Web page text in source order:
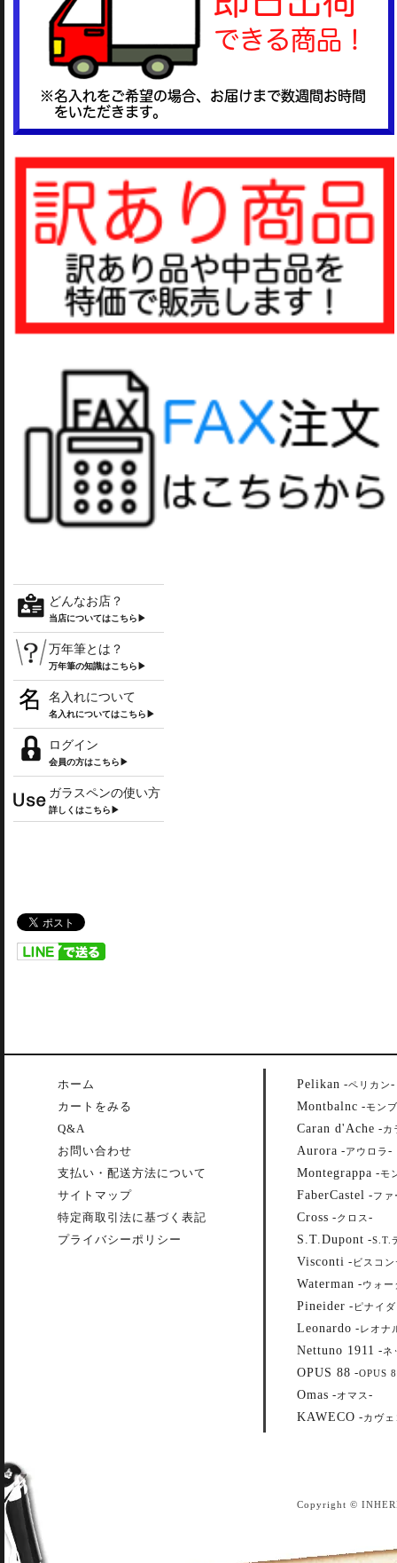
どんなお店？
当店についてはこちら▶
万年筆とは？
万年筆の知識はこちら▶
名入れについて
名入れについてはこちら▶
ログイン
会員の方はこちら▶
ガラスペンの使い方
詳しくはこちら▶
ホーム
カートをみる
Q&A
お問い合わせ
支払い・配送方法について
サイトマップ
特定商取引法に基づく表記
プライバシーポリシー
Pelikan -ペリカン-
Montbalnc -モン
Caran d'Ache -カ
Aurora -アウロラ -
Montegrappa -モ
FaberCastel -ファ
Cross -クロス -
S.T.Dupont -S.T.
Visconti - ビスコ
Waterman -ウォー
Pineider - ピナイ
Leonardo -レオナ
Nettuno 1911 -ネ
OPUS 88 -OPUS
Omas -オマス -
KAWECO -カヴェ
Copyright ©